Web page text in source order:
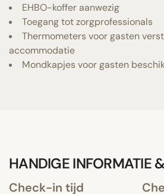
EHBO-koffer aanwezig
Toegang tot zorgprofessionals
Thermometers voor gasten
accommodatie
Mondkapjes voor gasten
HANDIGE INFORMATIE
Check-in tijd